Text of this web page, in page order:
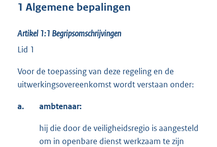
1 Algemene bepalingen
Artikel 1:1 Begripsomschrijvingen
Lid 1
Voor de toepassing van deze regeling en de
uitwerkingsovereenkomst wordt verstaan onder:
a. ambtenaar:
hij die door de veiligheidsregio is aangesteld
om in openbare dienst werkzaam te zijn